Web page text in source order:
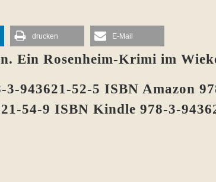
drucken E-Mail
Ein Rosenheim-Krimi im
943621-52-5 ISBN Amazon
54-9 ISBN Kindle 978-3-